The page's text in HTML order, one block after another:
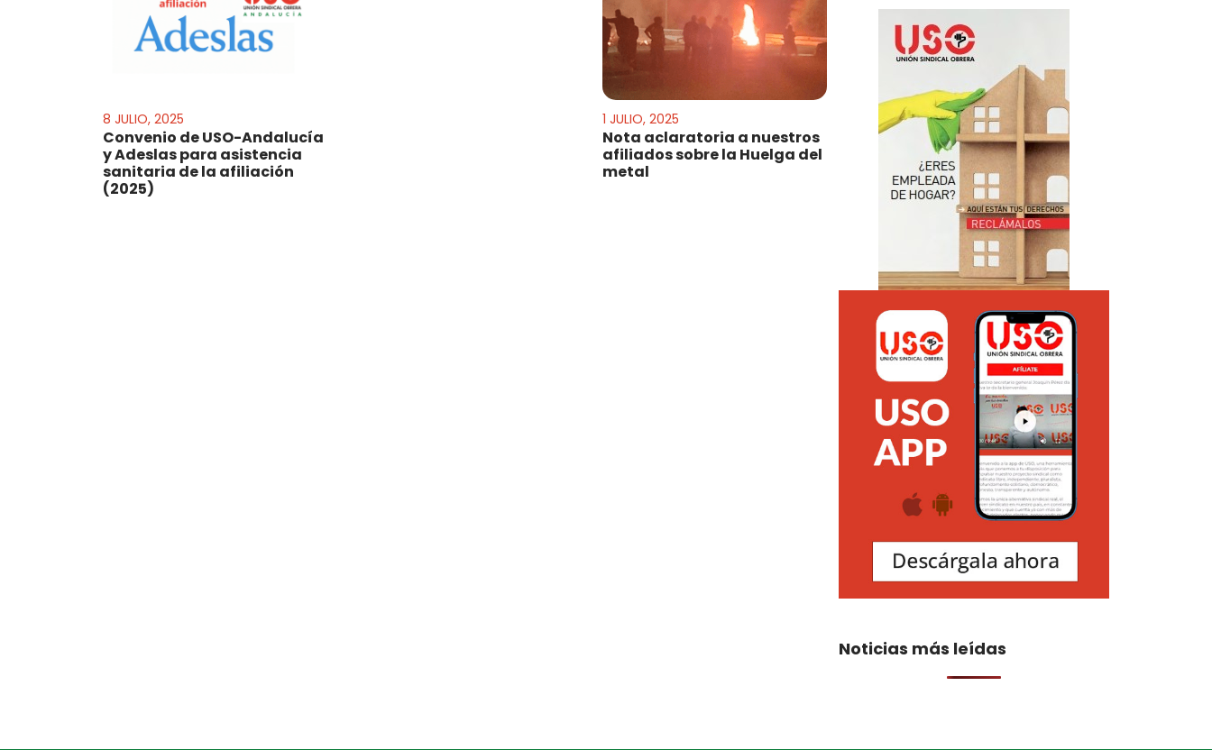
8 JULIO, 2025
Convenio de USO-Andalucía
y Adeslas para asistencia
sanitaria de la afiliación
(2025)
1 JULIO, 2025
Nota aclaratoria a nuestros
afiliados sobre la Huelga del
metal
Noticias más leídas